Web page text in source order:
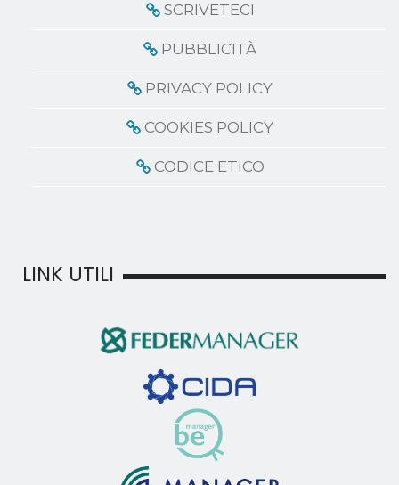
SCRIVETECI
PUBBLICITÀ
PRIVACY POLICY
COOKIES POLICY
CODICE ETICO
LINK UTILI